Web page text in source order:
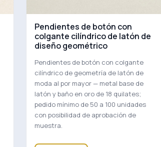
Pendientes de botón con
colgante cilíndrico de latón de
diseño geométrico
Pendientes de botón con colgante
cilíndrico de geometría de latón de
moda al por mayor — metal base de
latón y baño en oro de 18 quilates;
pedido mínimo de 50 a 100 unidades
con posibilidad de aprobación de
muestra.